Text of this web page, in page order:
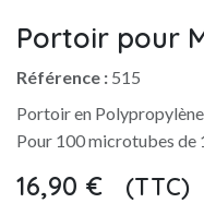
Portoir pour
Référence : 515
Portoir en
Pour 100 microtubes de
16,90 € (TTC)